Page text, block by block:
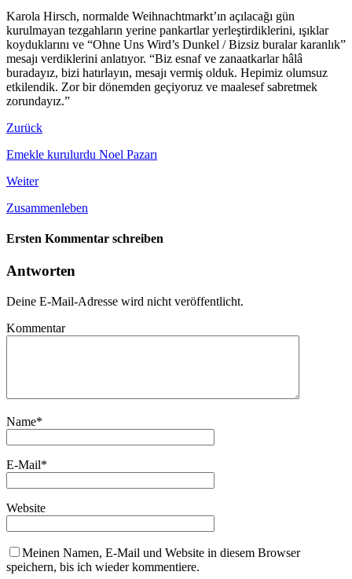
Karola Hirsch, normalde Weihnachtmarkt’ın açılacağı gün
kurulmayan tezgahların yerine pankartlar yerleştirdiklerini, ışıklar
koyduklarını ve “Ohne Uns Wird’s Dunkel / Bizsiz buralar karanlık”
mesajı verdiklerini anlatıyor. “Biz esnaf ve zanaatkarlar hâlâ
buradayız, bizi hatırlayın, mesajı vermiş olduk. Hepimiz olumsuz
etkilendik. Zor bir dönemden geçiyoruz ve maalesef sabretmek
zorundayız.”
Zurück
Emekle kurulurdu Noel Pazarı
Weiter
Zusammenleben
Ersten Kommentar schreiben
Antworten
Deine E-Mail-Adresse wird nicht veröffentlicht.
Kommentar
Name*
E-Mail*
Website
Meinen Namen, E-Mail und Website in diesem Browser
speichern, bis ich wieder kommentiere.